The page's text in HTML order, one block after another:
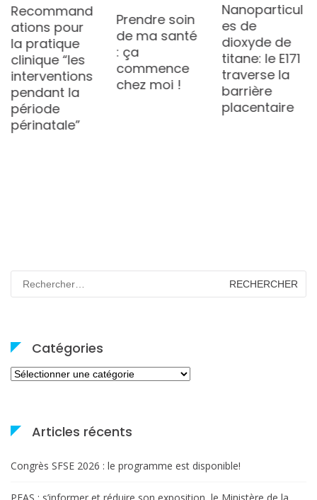
Recommand
ations pour
la pratique
clinique “les
interventions
pendant la
période
périnatale”
Prendre soin
de ma santé
: ça
commence
chez moi !
Nanoparticul
es de
dioxyde de
titane: le E171
traverse la
barrière
placentaire
Rechercher :
Catégories
Catégories
Articles récents
Congrès SFSE 2026 : le programme est disponible!
PFAS : s’informer et réduire son exposition, le Ministère de la